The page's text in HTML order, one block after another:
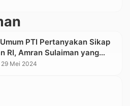
PTI Pertanyakan Sikap
RI, Amran Sulaiman yang
Bantuan Bencana Alam
29 Mei 2024